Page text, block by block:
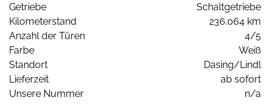
Getriebe
Schaltgetriebe
Kilometerstand
236.064 km
Anzahl der Türen
4/5
Farbe
Weiß
Standort
Dasing/Lindl
Lieferzeit
ab sofort
Unsere Nummer
n/a